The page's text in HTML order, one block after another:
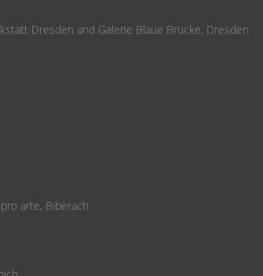
Dresden and Galerie Blaue Brücke, Dresden
arte, Biberach